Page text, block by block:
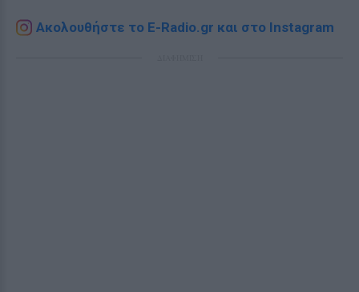
Ακολουθήστε το E-Radio.gr και στο Instagram